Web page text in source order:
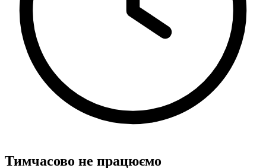
Тимчасово не працюємо